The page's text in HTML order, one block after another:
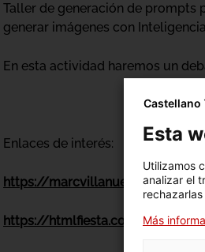
Taller de generación de prompts
generar imágenes con
En esta actividad haremos un
Enlaces de interés:
https://marcvillanuevamir.com
https://htmlfiesta.com/
Esta
Utilizamos
analizar el
Más